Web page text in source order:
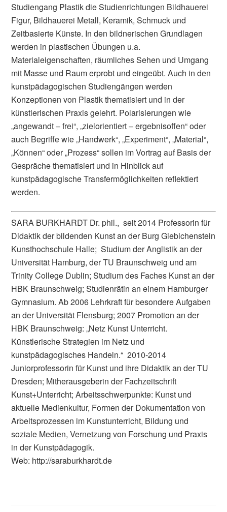
Studiengang Plastik die Studienrichtungen Bildhauerei
Figur, Bildhauerei Metall, Keramik, Schmuck und
Zeitbasierte Künste. In den bildnerischen Grundlagen
werden in plastischen Übungen u.a.
Materialeigenschaften, räumliches Sehen und Umgang
mit Masse und Raum erprobt und eingeübt. Auch in den
kunstpädagogischen Studiengängen werden
Konzeptionen von Plastik thematisiert und in der
künstlerischen Praxis gelehrt. Polarisierungen wie
„angewandt – frei“, „zielorientiert – ergebnisoffen“ oder
auch Begriffe wie „Handwerk“, „Experiment“, „Material“,
„Können“ oder „Prozess“ sollen im Vortrag auf Basis der
Gespräche thematisiert und in Hinblick auf
kunstpädagogische Transfermöglichkeiten reflektiert
werden.
SARA BURKHARDT Dr. phil., seit 2014 Professorin für
Didaktik der bildenden Kunst an der Burg Giebichenstein
Kunsthochschule Halle; Studium der Anglistik an der
Universität Hamburg, der TU Braunschweig und am
Trinity College Dublin; Studium des Faches Kunst an der
HBK Braunschweig; Studienrätin an einem Hamburger
Gymnasium. Ab 2006 Lehrkraft für besondere Aufgaben
an der Universität Flensburg; 2007 Promotion an der
HBK Braunschweig: „Netz Kunst Unterricht.
Künstlerische Strategien im Netz und
kunstpädagogisches Handeln.“ 2010-2014
Juniorprofessorin für Kunst und ihre Didaktik an der TU
Dresden; Mitherausgeberin der Fachzeitschrift
Kunst+Unterricht; Arbeitsschwerpunkte: Kunst und
aktuelle Medienkultur, Formen der Dokumentation von
Arbeitsprozessen im Kunstunterricht, Bildung und
soziale Medien, Vernetzung von Forschung und Praxis
in der Kunstpädagogik.
Web: http://saraburkhardt.de